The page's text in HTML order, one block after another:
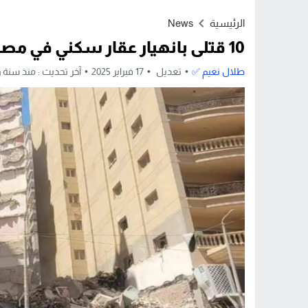
Previous
Next
الرئيسية News
10 قتلى بانهيار عقار سكني في مصر
طلال نعيم ✅ تعديل 17 فبراير 2025 آخر تحديث : منذ سنة